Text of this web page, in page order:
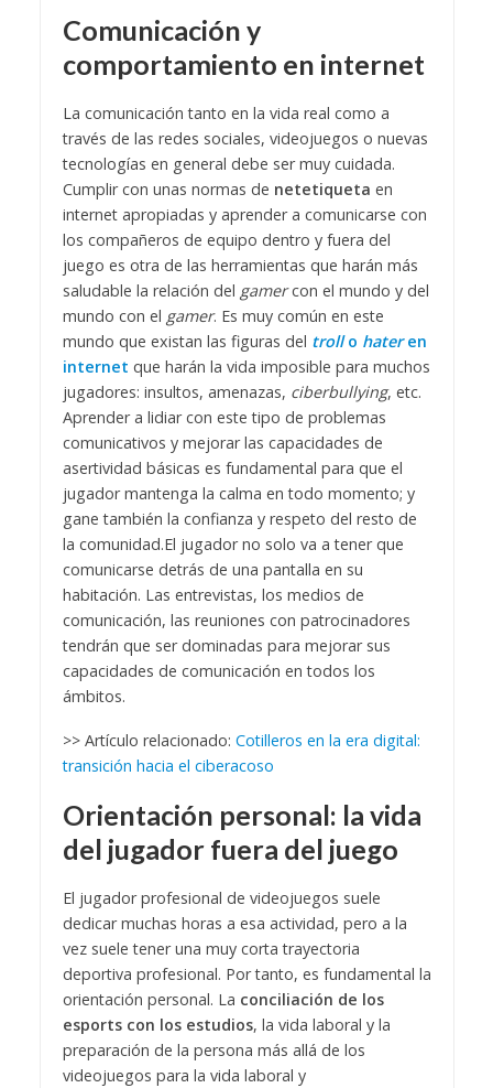
Comunicación y
comportamiento en internet
La comunicación tanto en la vida real como a
través de las redes sociales, videojuegos o nuevas
tecnologías en general debe ser muy cuidada.
Cumplir con unas normas de netetiqueta en
internet apropiadas y aprender a comunicarse con
los compañeros de equipo dentro y fuera del
juego es otra de las herramientas que harán más
saludable la relación del gamercon el mundo y del
mundo con el gamer. Es muy común en este
mundo que existan las figuras del trollo hateren
internet que harán la vida imposible para muchos
jugadores: insultos, amenazas, ciberbullying, etc.
Aprender a lidiar con este tipo de problemas
comunicativos y mejorar las capacidades de
asertividad básicas es fundamental para que el
jugador mantenga la calma en todo momento; y
gane también la confianza y respeto del resto de
la comunidad.El jugador no solo va a tener que
comunicarse detrás de una pantalla en su
habitación. L as entrevistas, los medios de
comunicación, las reuniones con patrocinadores
tendrán que ser dominadas para mejorar sus
capacidades de comunicación en todos los
ámbitos.
>> Artículo relacionado: Cotilleros en la era digital:
transición hacia el ciberacoso
Orientación personal: la vida
del jugador fuera del juego
El jugador profesional de videojuegos suele
dedicar muchas horas a esa actividad, pero a la
vez suele tener una muy corta trayectoria
deportiva profesional. Por tanto, es fundamental la
orientación personal. La conciliación de los
esports con los estudios, la vida laboral y la
preparación de la persona más allá de los
videojuegos para la vida laboral y